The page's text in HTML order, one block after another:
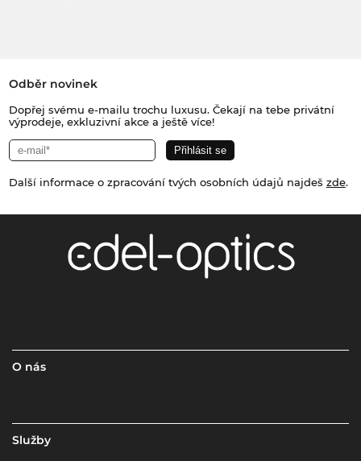
Odběr novinek
Dopřej svému e-mailu trochu luxusu. Čekají na tebe privátní
výprodeje, exkluzivní akce a ještě více!
Další informace o zpracování tvých osobních údajů najdeš zde.
O nás
Služby